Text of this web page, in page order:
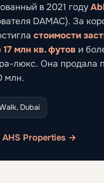
в 2021 году
DAMAC). За
стоимости
млн кв. футов и
люкс. Она продала
млн.
Dubai
AHS Properties →